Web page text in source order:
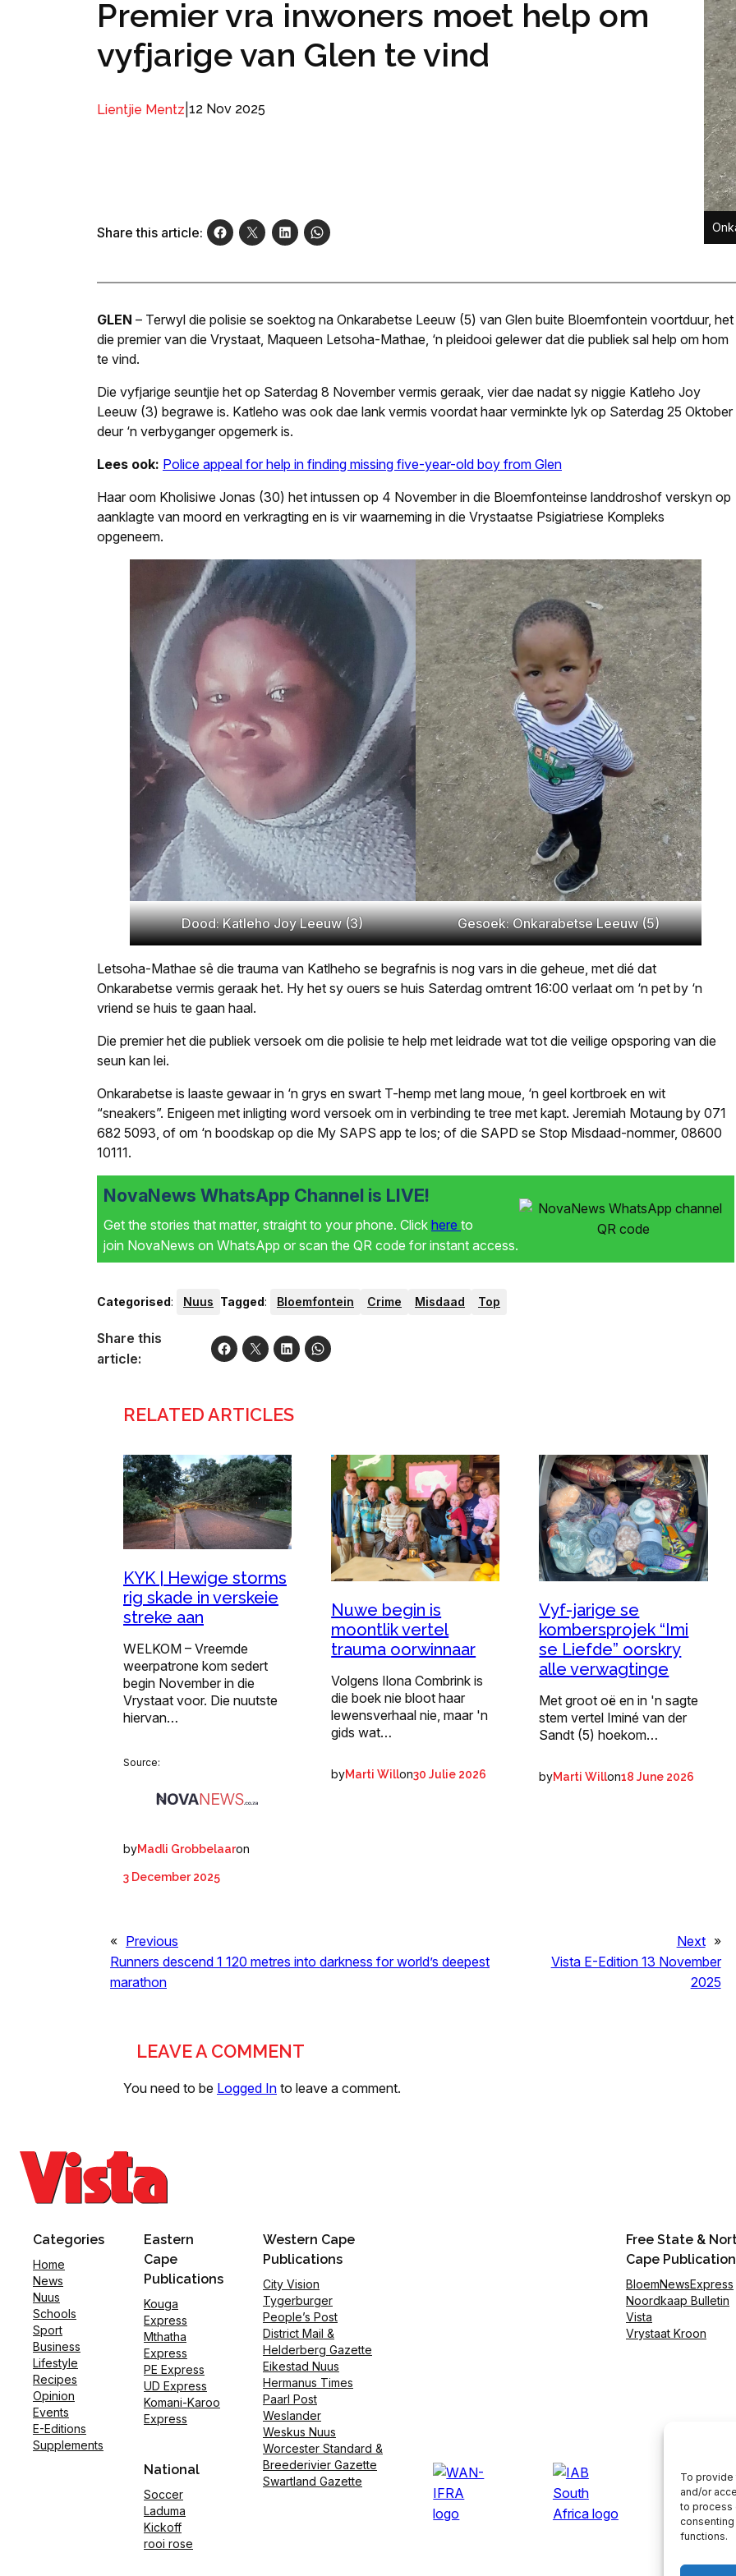
To
and/or
to process
functions.
Premier vra inwoners moet help om
vyfjarige van Glen te vind
Lientjie Mentz 12 Nov 2025
Share this article:
GLEN – Terwyl die polisie se soektog na Onkarabetse Leeuw (5) van Glen buite Bloemfontein voortduur, het
die premier van die Vrystaat, Maqueen Letsoha-Mathae, ‘n pleidooi gelewer dat die publiek sal help om hom
te vind.
Die vyfjarige seuntjie het op Saterdag 8 November vermis geraak, vier dae nadat sy niggie Katleho Joy
Leeuw (3) begrawe is. Katleho was ook dae lank vermis voordat haar verminkte lyk op Saterdag 25 Oktober
deur ‘n verbyganger opgemerk is.
Lees ook: Police appeal for help in finding missing five-year-old boy from Glen
Haar oom Kholisiwe Jonas (30) het intussen op 4 November in die Bloemfonteinse landdroshof verskyn op
aanklagte van moord en verkragting en is vir waarneming in die Vrystaatse Psigiatriese Kompleks
opgeneem.
Dood: Katleho Joy Leeuw (3) Gesoek: Onkarabetse Leeuw (5)
Letsoha-Mathae sê die trauma van Katlheho se begrafnis is nog vars in die geheue, met dié dat
Onkarabetse vermis geraak het. Hy het sy ouers se huis Saterdag omtrent 16:00 verlaat om ‘n pet by ‘n
vriend se huis te gaan haal.
Die premier het die publiek versoek om die polisie te help met leidrade wat tot die veilige opsporing van die
seun kan lei.
Onkarabetse is laaste gewaar in ‘n grys en swart T-hemp met lang moue, ‘n geel kortbroek en wit
“sneakers”. Enigeen met inligting word versoek om in verbinding te tree met kapt. Jeremiah Motaung by 071
682 5093, of om ‘n boodskap op die My SAPS app te los; of die SAPD se Stop Misdaad-nommer, 08600
10111.
NovaNews WhatsApp Channel is LIVE!
Get the stories that matter, straight to your phone. Click here to
join NovaNews on WhatsApp or scan the QR code for instant access.
Categorised: Nuus Tagged: Bloemfontein Crime Misdaad Top
Share this
article:
RELATED ARTICLES
KYK | Hewige storms
rig skade in verskeie
streke aan
WELKOM – Vreemde
weerpatrone kom sedert
begin November in die
Vrystaat voor. Die nuutste
hiervan…
Source:
byMadli Grobbelaaron
3 December 2025
Nuwe begin is
moontlik vertel
trauma oorwinnaar
Volgens Ilona Combrink is
die boek nie bloot haar
lewensverhaal nie, maar 'n
gids wat…
byMarti Willon30 Julie 2026
Vyf-jarige se
kombersprojek “Imi
se Liefde” oorskry
alle verwagtinge
Met groot oë en in 'n sagte
stem vertel Iminé van der
Sandt (5) hoekom…
byMarti Willon18 June 2026
« Previous
Runners descend 1 120 metres into darkness for world’s deepest
marathon
Next »
Vista E-Edition 13 November
2025
LEAVE A COMMENT
You need to be Logged In to leave a comment.
Categories
Home
News
Nuus
Schools
Sport
Business
Lifestyle
Recipes
Opinion
Events
E-Editions
Supplements
Eastern
Cape
Publications
Kouga
Express
Mthatha
Express
PE Express
UD Express
Komani-Karoo
Express
National
Soccer
Laduma
Kickoff
rooi rose
Western Cape
Publications
City Vision
Tygerburger
People’s Post
District Mail &
Helderberg Gazette
Eikestad Nuus
Hermanus Times
Paarl Post
Weslander
Weskus Nuus
Worcester Standard &
Breederivier Gazette
Swartland Gazette
Free State &
Cape
BloemNewsExpress
Noordkaap Bulletin
Vista
Vrystaat Kroon